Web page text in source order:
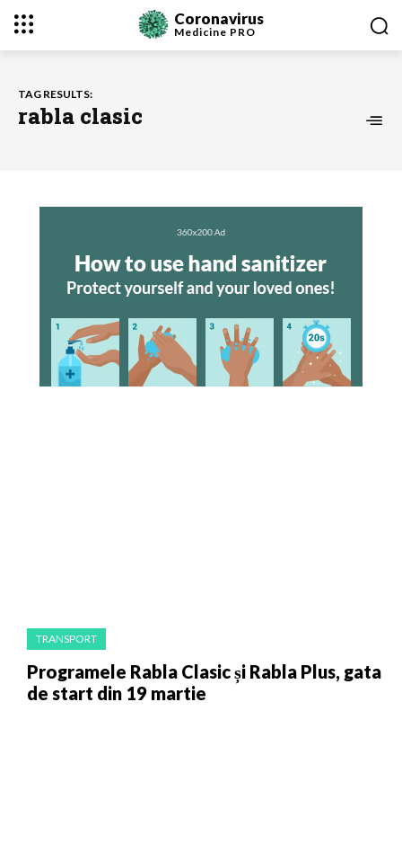
Coronavirus
Medicine PRO
TAG RESULTS:
rabla clasic
TRANSPORT
Programele Rabla Clasic și Rabla Plus, gata
de start din 19 martie